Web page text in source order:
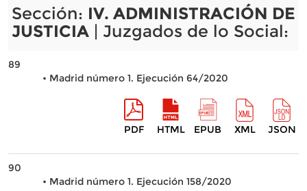
Sección: IV. ADMINISTRACIÓN DE
JUSTICIA| Juzgados de lo Social:
89
• Madrid número 1. Ejecución 64/2020
PDF HTML EPUB XML JSON
90
• Madrid número 1. Ejecución 158/2020